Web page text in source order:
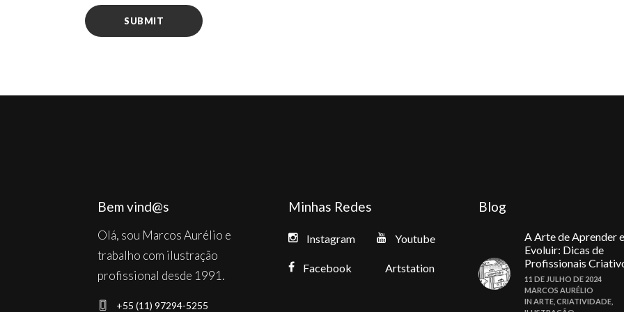
Bem vind@s
Olá, sou Marcos Aurélio e
trabalho com ilustração
profissional desde 1991.
+55 (11) 97294-5255
Minhas Redes
Instagram
Facebook
Youtube
Artstation
Blog
A Arte de Aprender e
Evoluir: Dicas de
Profissionais
11 DE JULHO DE 2024
MARCOS AURÉLIO
IN ARTE CRIATIVIDADE